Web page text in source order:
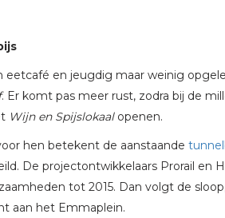
eetcafé en jeugdig maar weinig
. Er komt pas meer rust, zodra bij de
Wijn en Spijslokaal openen.
hen betekent de aanstaande
De projectontwikkelaars Prorail en
tot 2015. Dan volgt de
aan het Emmaplein.